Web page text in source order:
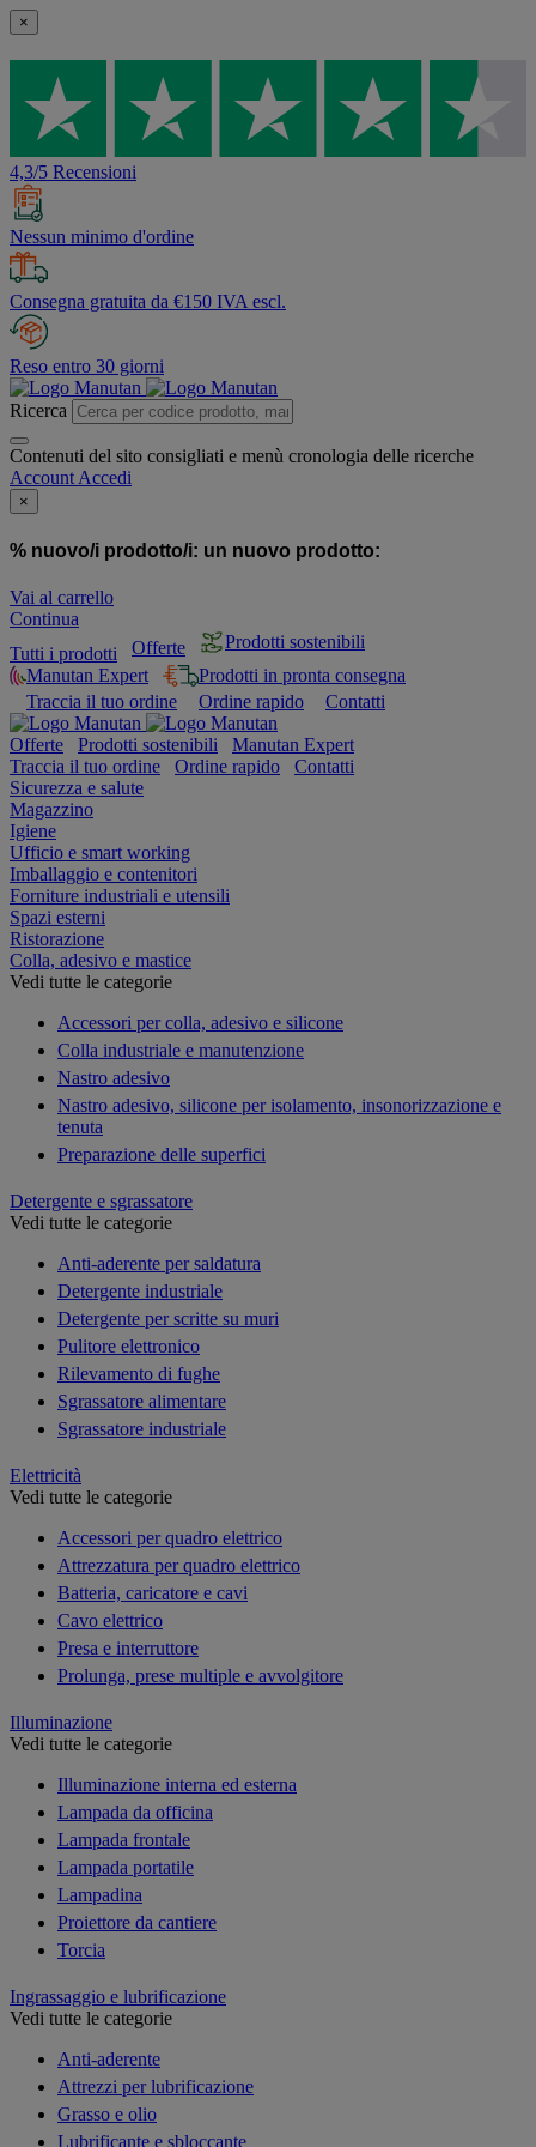
×
4,3/5 Recensioni
Nessun minimo d'ordine
Consegna gratuita da €150 IVA escl.
Reso entro 30 giorni
Ricerca
Contenuti del sito consigliati e menù cronologia delle ricerche
Account Accedi
×
% nuovo/i prodotto/i: un nuovo prodotto:
Vai al carrello
Continua
Tutti i prodotti
Offerte
Prodotti sostenibili
Manutan Expert
Prodotti in pronta consegna
Traccia il tuo ordine
Ordine rapido Contatti
Offerte Prodotti sostenibili
Manutan Expert
Traccia il tuo ordine
Ordine rapido
Contatti
Sicurezza e salute
Magazzino
Igiene
Ufficio e smart working
Imballaggio e contenitori
Forniture industriali e utensili
Spazi esterni
Ristorazione
Colla, adesivo e mastice
Vedi tutte le categorie
Accessori per colla, adesivo e silicone
Colla industriale e manutenzione
Nastro adesivo
Nastro adesivo, silicone per isolamento, insonorizzazione e
tenuta
Preparazione delle superfici
Detergente e sgrassatore
Vedi tutte le categorie
Anti-aderente per saldatura
Detergente industriale
Detergente per scritte su muri
Pulitore elettronico
Rilevamento di fughe
Sgrassatore alimentare
Sgrassatore industriale
Elettricità
Vedi tutte le categorie
Accessori per quadro elettrico
Attrezzatura per quadro elettrico
Batteria, caricatore e cavi
Cavo elettrico
Presa e interruttore
Prolunga, prese multiple e avvolgitore
Illuminazione
Vedi tutte le categorie
Illuminazione interna ed esterna
Lampada da officina
Lampada frontale
Lampada portatile
Lampadina
Proiettore da cantiere
Torcia
Ingrassaggio e lubrificazione
Vedi tutte le categorie
Anti-aderente
Attrezzi per lubrificazione
Grasso e olio
Lubrificante e sbloccante